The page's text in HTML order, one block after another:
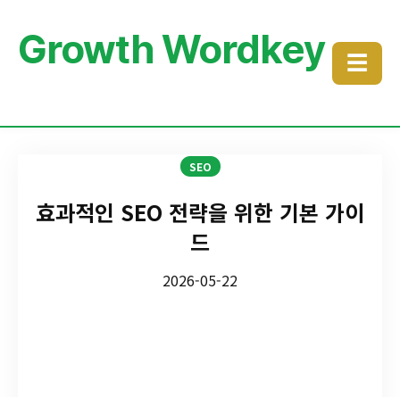
Growth Wordkey ☰
SEO
효과적인 SEO 전략을 위한 기본 가이
드
2026-05-22